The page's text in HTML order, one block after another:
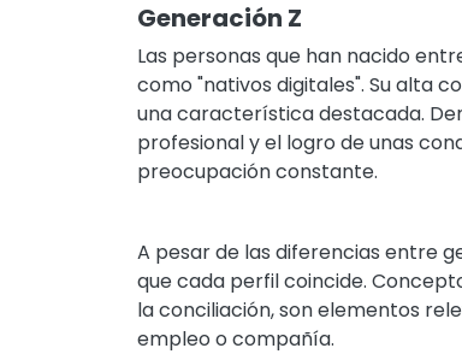
Generación Z
Las personas que han nacido
como "nativos digitales". Su alta
una característica destacada.
profesional y el logro de unas
preocupación constante.
A pesar de las diferencias entre
que cada perfil coincide.
la conciliación, son elementos
empleo o compañía.